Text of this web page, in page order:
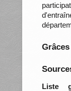
Liste